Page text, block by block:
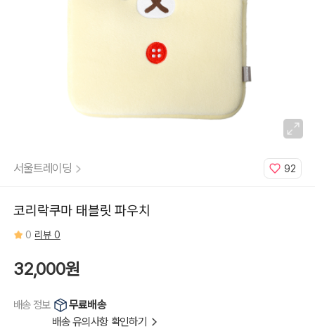
서울트레이딩 92
코리락쿠마 태블릿 파우치
0 리뷰 0
32,000원
배송 정보
무료배송
배송 유의사항 확인하기